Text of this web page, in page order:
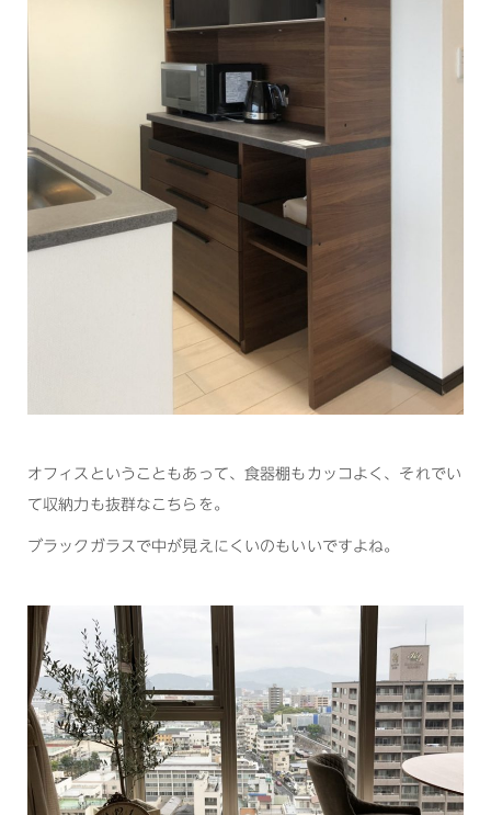
オフィスということもあって、食器棚もカッコよく、それでい
て収納力も抜群なこちらを。
ブラックガラスで中が見えにくいのもいいですよね。